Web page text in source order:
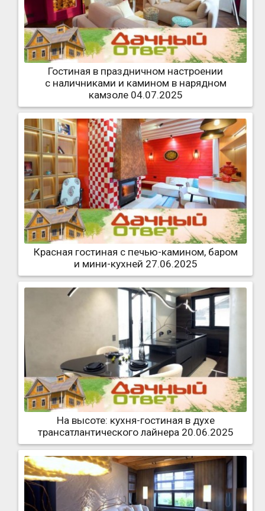
Гостиная в праздничном настроении
с наличниками и камином в нарядном
камзоле 04.07.2025
Красная гостиная с печью-камином, баром
и мини-кухней 27.06.2025
На высоте: кухня-гостиная в духе
трансатлантического лайнера 20.06.2025